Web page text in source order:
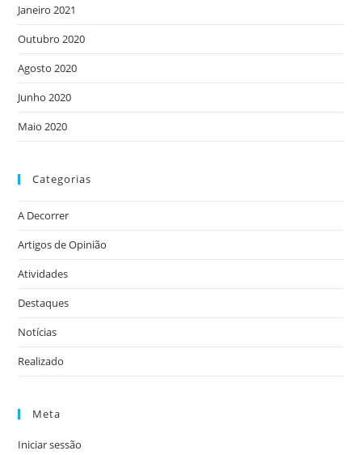
Janeiro 2021
Outubro 2020
Agosto 2020
Junho 2020
Maio 2020
Categorias
A Decorrer
Artigos de Opinião
Atividades
Destaques
Notícias
Realizado
Meta
Iniciar sessão